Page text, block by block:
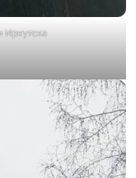
Иркутска